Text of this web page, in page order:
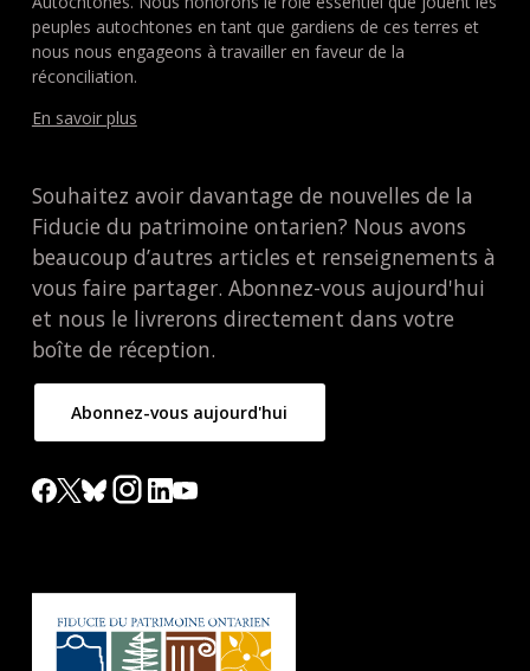
peuples autochtones en tant que gardiens de ces terres et
nous nous engageons à travailler en faveur de la
réconciliation.
En savoir plus
Souhaitez avoir davantage de nouvelles de la
Fiducie du patrimoine ontarien? Nous avons
beaucoup d’autres articles et renseignements à
vous faire partager. Abonnez-vous aujourd'hui
et nous le livrerons directement dans votre
boîte de réception.
Abonnez-vous aujourd'hui